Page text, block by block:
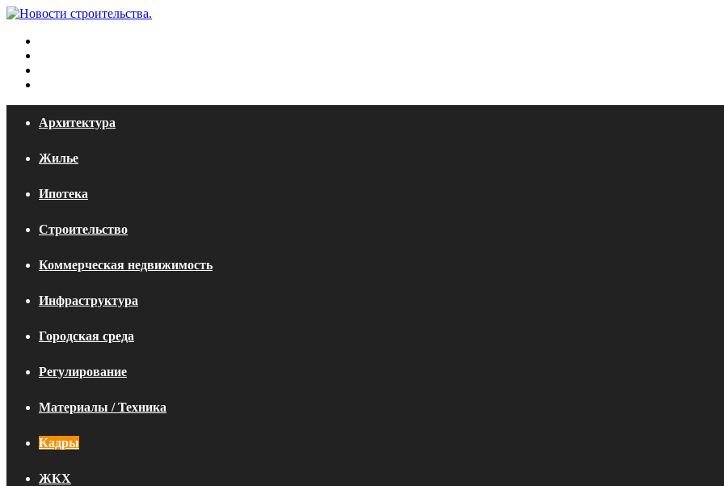
Архитектура
Жилье
Ипотека
Строительство
Коммерческая недвижимость
Инфраструктура
Городская среда
Регулирование
Материалы / Техника
Кадры
ЖКХ